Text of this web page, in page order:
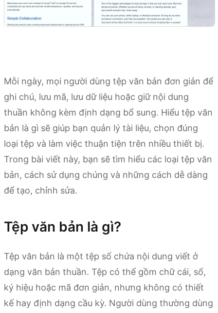
Mỗi ngày, mọi người dùng tệp văn bản đơn giản để
ghi chú, lưu mã, lưu dữ liệu hoặc giữ nội dung
thuần không kèm định dạng bổ sung. Hiểu tệp văn
bản là gì sẽ giúp bạn quản lý tài liệu, chọn đúng
loại tệp và làm việc thuận tiện trên nhiều thiết bị.
Trong bài viết này, bạn sẽ tìm hiểu các loại tệp văn
bản, cách sử dụng chúng và những cách dễ dàng
để tạo, chỉnh sửa.
Tệp văn bản là gì?
Tệp văn bản là một tệp số chứa nội dung viết ở
dạng văn bản thuần. Tệp có thể gồm chữ cái, số,
ký hiệu hoặc mã đơn giản, nhưng không có thiết
kế hay định dạng cầu kỳ. Người dùng thường dùng